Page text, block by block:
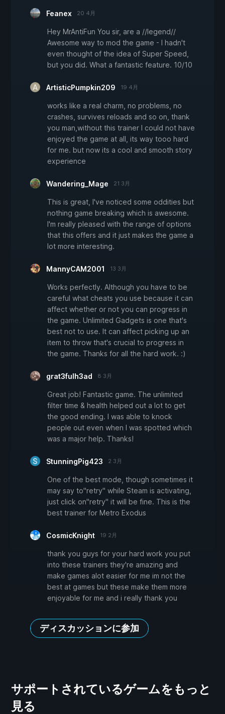
Feanex 20 4月
Hey MrAntiFun You sir, are a //legend//
Awesome way to mod the game - I hadn't
even thought of the idea of Super Speed,
but you did. What a fantastic feature. 10/10
ArtisticPumpkin209 19 4月
works like a real charm, no problems, no
crashes, survives reloads and so on, thank
you man,without this trainer I could not have
enjoyed the game at all, its way tooo hard
for me. but now its a cool and smooth story
experience
Wandering_Mage 21 3月
This is great, I've noticed some oddities but
nothing game breaking which is awesome.
I'm really pleased with the range of options
that this offers and it just makes the game a
lot more interesting.
MannyCAM2001 13 3月
Works perfectly. Although you have to be
careful what cheats you use because it can
affect whether or not you can progress in
the game. Unlimited Gadgets is one that's
best not to use. It can affect picking up an
item to throw that's crucial to progress in
the game. Thanks for all the hard work. :)
grat3fulh3ad 8 3月
Great job! Fantastic game. The unlimited
filter time & health helped out a lot to get
the good ending. I was able to knock
people out even when I was spotted which
was a major help. Thanks!
StunningPig423 2 3月
One of the best mode, though sometimes it
may say to"retry" while Steam is activating,
just click on"retry" it will be fine. This is the
best trainer for Metro Exodus
CosmicKnight 19 2月
thank you guys for your hard work you put
into these trainers they're amazing and
make games alot easier for me im not the
best at games but these make them more
enjoyable for me and i really thank you
ディスカッションに参加
サポートされているゲームをもっと
見る